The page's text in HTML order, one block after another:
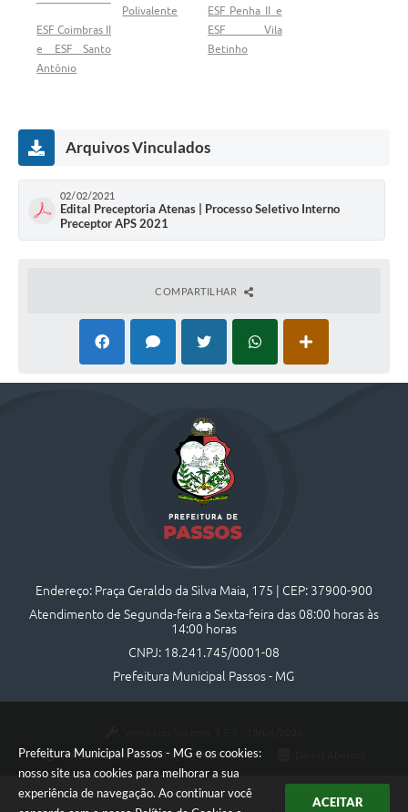
Prefeitura Municipal Passos - MG e os cookies:
nosso site usa cookies para melhorar a sua
experiência de navegação. Ao continuar você
ACEITAR
ESF Coimbras II
e ESF Santo
Antônio
Polivalente
ESF Penha II e
ESF Vila
Betinho
Arquivos Vinculados
02/02/2021
Edital Preceptoria Atenas | Processo Seletivo Interno
Preceptor APS 2021
COMPARTILHAR
Endereço: Praça Geraldo da Silva Maia, 175 | CEP: 37900-900
Atendimento de Segunda-feira a Sexta-feira das 08:00 horas às
14:00 horas
CNPJ: 18.241.745/0001-08
Prefeitura Municipal Passos - MG
Portal atualizado em: 05/08/2026 16:44